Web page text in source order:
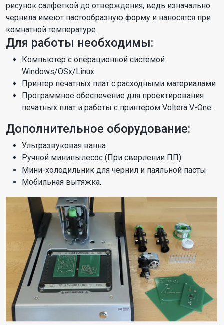
рисунок салфеткой до отверждения, ведь изначально
чернила имеют пастообразную форму и наносятся при
комнатной температуре.
Для работы необходимы:
Компьютер с операционной системой
Windows/OSx/Linux
Принтер печатных плат с расходными материалами
Программное обеспечение для проектирования
печатных плат и работы с принтером Voltera V-One.
Дополнительное оборудование:
Ультразвуковая ванна
Ручной минипылесос (При сверлении ПП)
Мини-холодильник для чернил и паяльной пасты
Мобильная вытяжка.